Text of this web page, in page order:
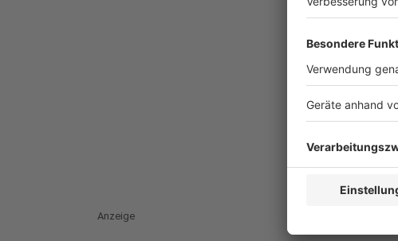
Anzeige